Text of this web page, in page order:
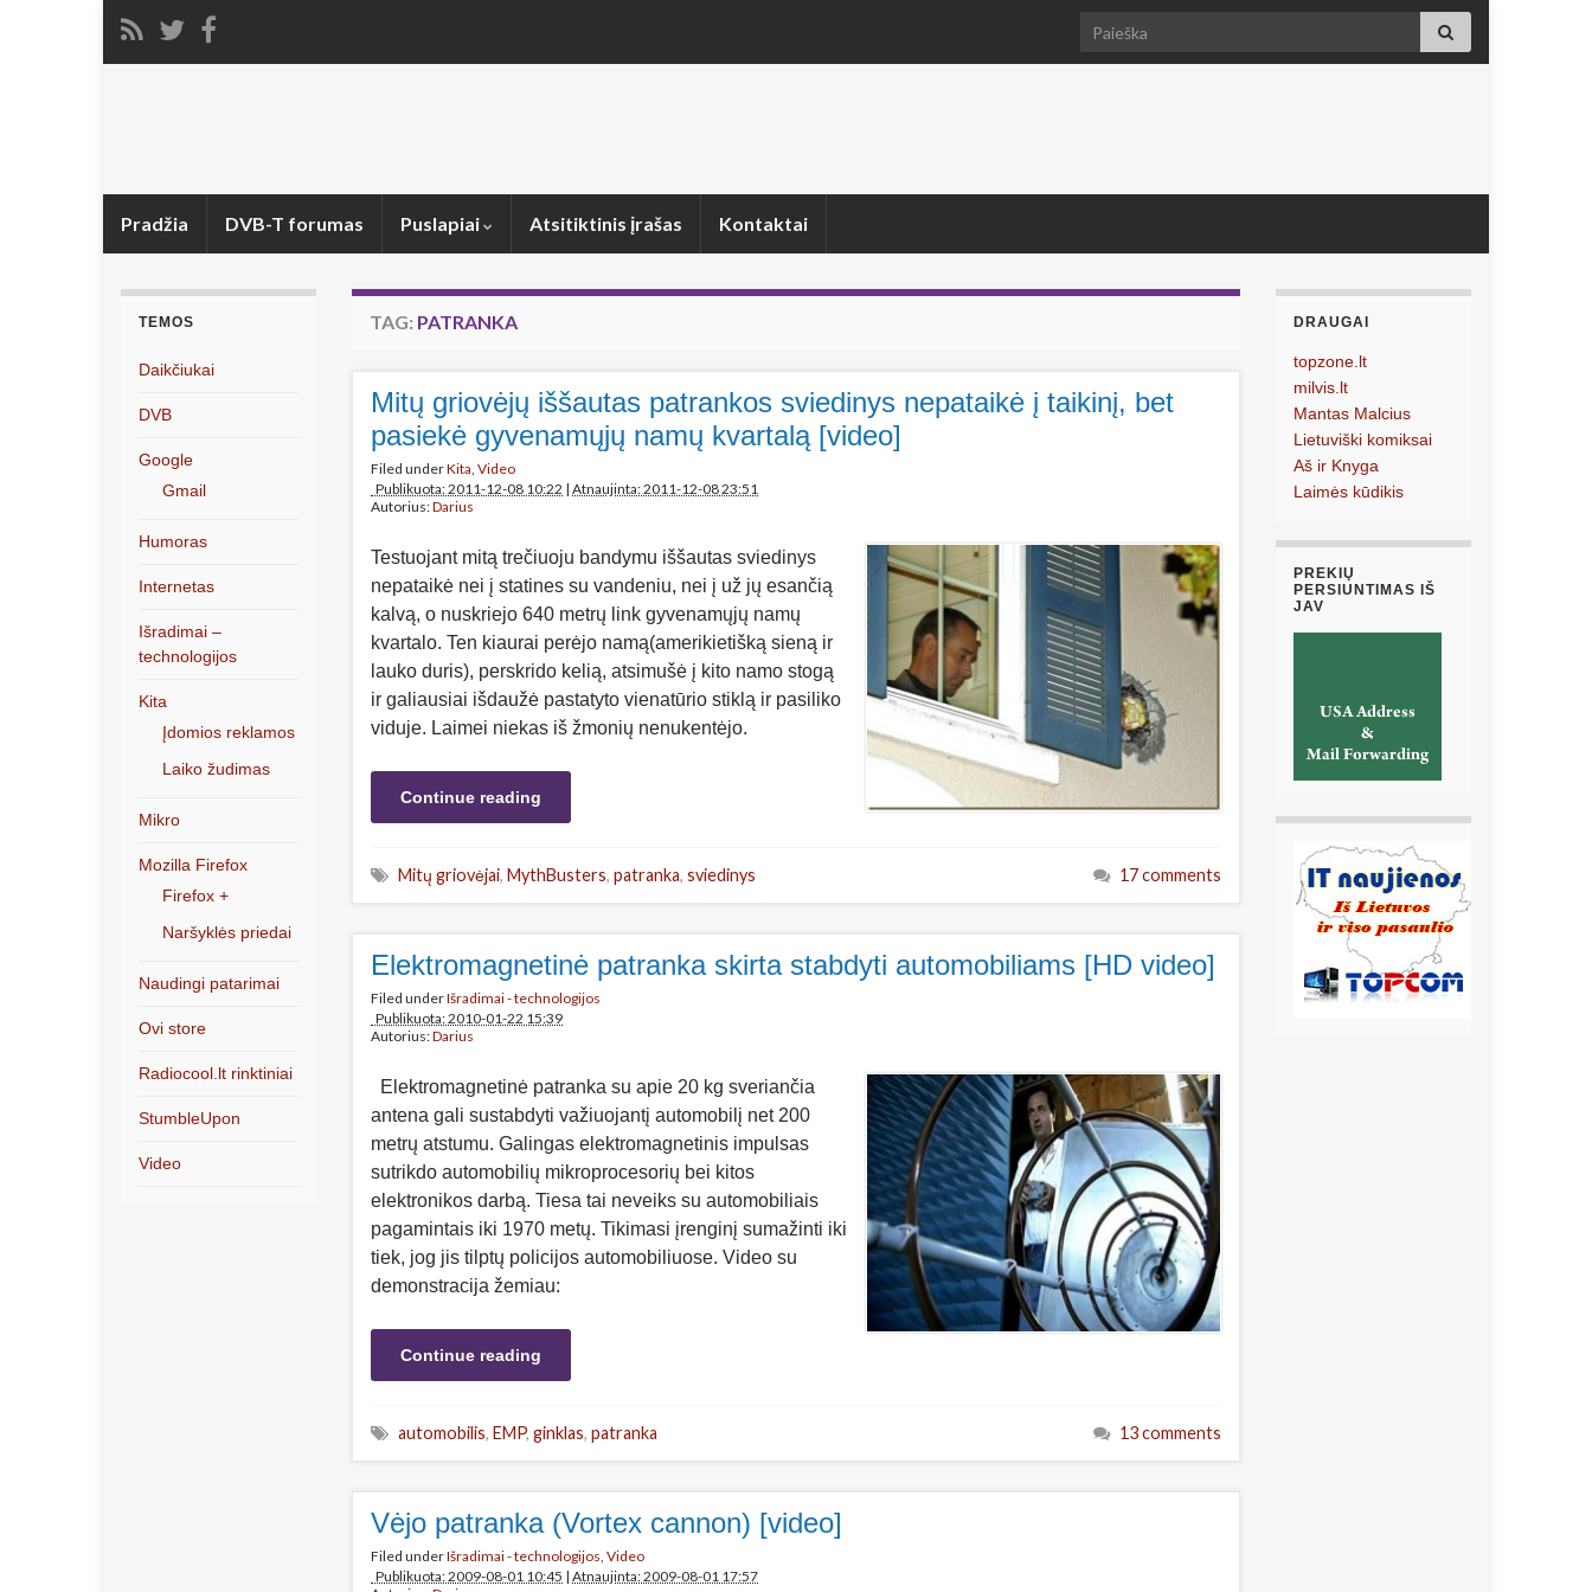
Search for:
Pradžia DVB-T forumas Puslapiai Atsitiktinis įrašas Kontaktai
TAG: PATRANKA
Mitų griovėjų iššautas patrankos sviedinys nepataikė į taikinį, bet
pasiekė gyvenamųjų namų kvartalą [video]
Filed underKita, Video
Publikuota: 2011-12-08 10:22 | Atnaujinta: 2011-12-08 23:51
Autorius:Darius
Testuojant mitą trečiuoju bandymu iššautas sviedinys
nepataikė nei į statines su vandeniu, nei į už jų esančią
kalvą, o nuskriejo 640 metrų link gyvenamųjų namų
kvartalo. Ten kiaurai perėjo namą(amerikietišką sieną ir
lauko duris), perskrido kelią, atsimušė į kito namo stogą
ir galiausiai išdaužė pastatyto vienatūrio stiklą ir pasiliko
viduje. Laimei niekas iš žmonių nenukentėjo.
Continue reading
Mitų griovėjai, MythBusters, patranka, sviedinys 17 comments
Elektromagnetinė patranka skirta stabdyti automobiliams [HD video]
Filed underIšradimai - technologijos
Publikuota: 2010-01-22 15:39
Autorius:Darius
Elektromagnetinė patranka su apie 20 kg sveriančia
antena gali sustabdyti važiuojantį automobilį net 200
metrų atstumu. Galingas elektromagnetinis impulsas
sutrikdo automobilių mikroprocesorių bei kitos
elektronikos darbą. Tiesa tai neveiks su automobiliais
pagamintais iki 1970 metų. Tikimasi įrenginį sumažinti iki
tiek, jog jis tilptų policijos automobiliuose. Video su
demonstracija žemiau:
Continue reading
automobilis, EMP, ginklas, patranka 13 comments
Vėjo patranka (Vortex cannon) [video]
Filed underIšradimai - technologijos, Video
Publikuota: 2009-08-01 10:45 | Atnaujinta: 2009-08-01 17:57
TEMOS
Daikčiukai
DVB
Google
Gmail
Humoras
Internetas
Išradimai –
technologijos
Kita
Įdomios reklamos
Laiko žudimas
Mikro
Mozilla Firefox
Firefox +
Naršyklės priedai
Naudingi patarimai
Ovi store
Radiocool.lt rinktiniai
StumbleUpon
Video
DRAUGAI
topzone.lt
milvis.lt
Mantas Malcius
Lietuviški komiksai
Aš ir Knyga
Laimės kūdikis
PREKIŲ
PERSIUNTIMAS IŠ
JAV